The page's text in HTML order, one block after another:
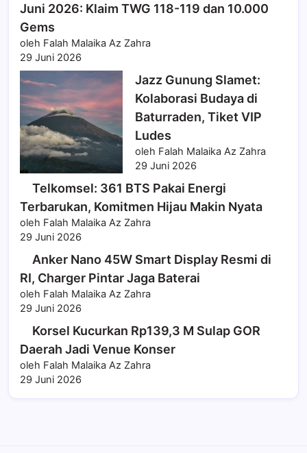
Juni 2026: Klaim TWG 118-119 dan 10.000
Gems
oleh Falah Malaika Az Zahra
29 Juni 2026
Jazz Gunung Slamet:
Kolaborasi Budaya di
Baturraden, Tiket VIP
Ludes
oleh Falah Malaika Az Zahra
29 Juni 2026
Telkomsel: 361 BTS Pakai Energi
Terbarukan, Komitmen Hijau Makin Nyata
oleh Falah Malaika Az Zahra
29 Juni 2026
Anker Nano 45W Smart Display Resmi di
RI, Charger Pintar Jaga Baterai
oleh Falah Malaika Az Zahra
29 Juni 2026
Korsel Kucurkan Rp139,3 M Sulap GOR
Daerah Jadi Venue Konser
oleh Falah Malaika Az Zahra
29 Juni 2026